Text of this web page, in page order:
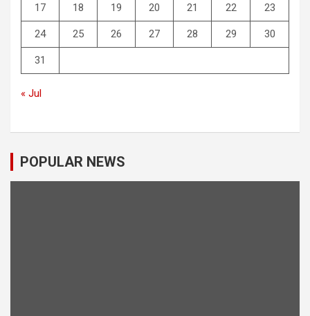
17 18 19 20 21 22 23
24 25 26 27 28 29 30
31
« Jul
POPULAR NEWS